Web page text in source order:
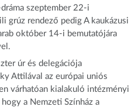
szeptember 22-i
grúz rendező pedig A kaukázusi
október 14-i bemutatójára
úr és delegációja
Attilával az európai uniós
várhatóan kialakuló intézményi
a Nemzeti Színház a